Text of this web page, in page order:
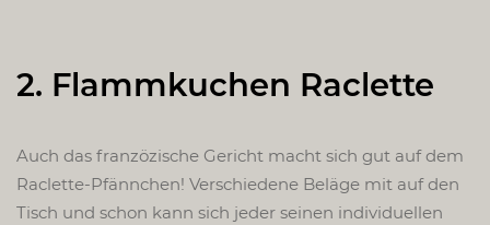
2. Flammkuchen Raclette
Auch das franzözische Gericht macht sich gut auf dem
Raclette-Pfännchen! Verschiedene Beläge mit auf den
Tisch und schon kann sich jeder seinen individuellen